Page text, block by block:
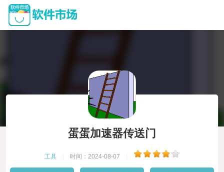
蛋蛋加速器传送门
工具 时间：2024-08-07